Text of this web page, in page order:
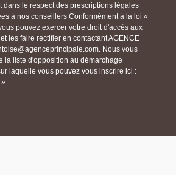
dans le respect des prescriptions légales
à nos conseillers Conformément à la loi «
pouvez exercer votre droit d'accès aux
les faire rectifier en contactant AGENCE
Nous vous
la liste d'opposition au démarchage
laquelle vous pouvez vous inscrire ici :